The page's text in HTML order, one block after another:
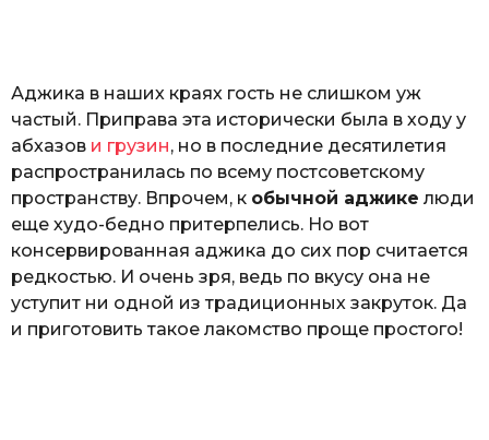
Аджика в наших краях гость не слишком уж
частый. Приправа эта исторически была в ходу у
абхазов и грузин, но в последние десятилетия
распространилась по всему постсоветскому
пространству. Впрочем, к обычной аджике люди
еще худо-бедно притерпелись. Но вот
консервированная аджика до сих пор считается
редкостью. И очень зря, ведь по вкусу она не
уступит ни одной из традиционных закруток. Да
и приготовить такое лакомство проще простого!